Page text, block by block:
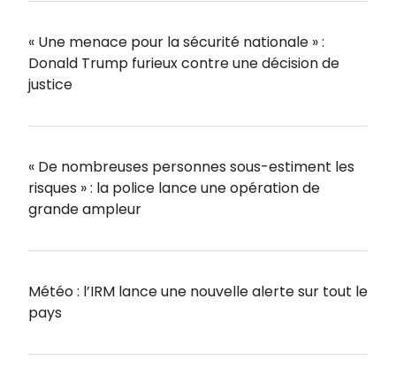
« Une menace pour la sécurité nationale » :
Donald Trump furieux contre une décision de
justice
« De nombreuses personnes sous-estiment les
risques » : la police lance une opération de
grande ampleur
Météo : l’IRM lance une nouvelle alerte sur tout le
pays